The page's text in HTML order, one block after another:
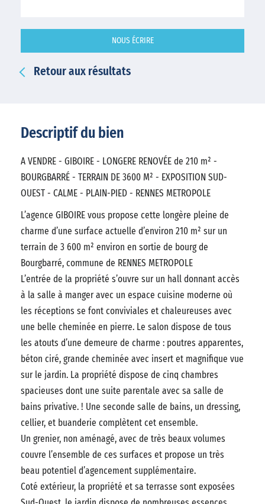
NOUS ÉCRIRE
Retour aux résultats
Descriptif du bien
A VENDRE - GIBOIRE - LONGERE RENOVÉE de 210 m² -
BOURGBARRÉ - TERRAIN DE 3600 M² - EXPOSITION SUD-
OUEST - CALME - PLAIN-PIED - RENNES METROPOLE
L’agence GIBOIRE vous propose cette longère pleine de
charme d’une surface actuelle d’environ 210 m² sur un
terrain de 3 600 m² environ en sortie de bourg de
Bourgbarré, commune de RENNES METROPOLE
L’entrée de la propriété s’ouvre sur un hall donnant accès
à la salle à manger avec un espace cuisine moderne où
les réceptions se font conviviales et chaleureuses avec
une belle cheminée en pierre. Le salon dispose de tous
les atouts d’une demeure de charme : poutres apparentes,
béton ciré, grande cheminée avec insert et magnifique vue
sur le jardin. La propriété dispose de cinq chambres
spacieuses dont une suite parentale avec sa salle de
bains privative. ! Une seconde salle de bains, un dressing,
cellier, et buanderie complètent cet ensemble.
Un grenier, non aménagé, avec de très beaux volumes
couvre l’ensemble de ces surfaces et propose un très
beau potentiel d’agencement supplémentaire.
Coté extérieur, la propriété et sa terrasse sont exposées